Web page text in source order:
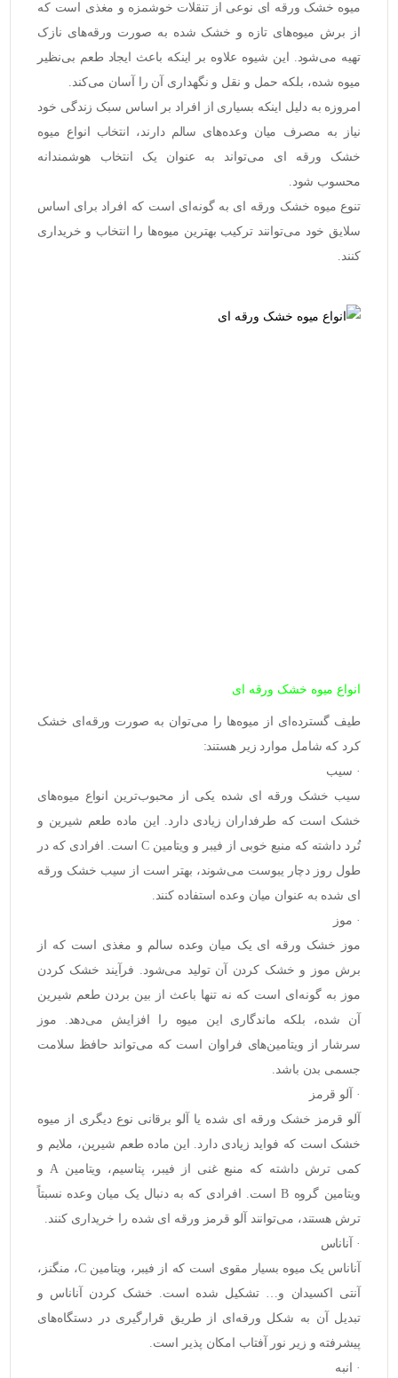
میوه خشک ورقه ای نوعی از تنقلات خوشمزه و مغذی است که
از برش میوه‌های تازه و خشک شده به صورت ورقه‌های نازک
تهیه می‌شود. این شیوه علاوه بر اینکه باعث ایجاد طعم بی‌نظیر
میوه شده، بلکه حمل و نقل و نگهداری آن را آسان می‌کند.
امروزه به دلیل اینکه بسیاری از افراد بر اساس سبک زندگی خود
نیاز به مصرف میان وعده‌های سالم دارند، انتخاب انواع میوه
خشک ورقه ای می‌تواند به عنوان یک انتخاب هوشمندانه
محسوب شود.
تنوع میوه خشک ورقه ای به گونه‌ای است که افراد برای اساس
سلایق خود می‌توانند ترکیب بهترین میوه‌ها را انتخاب و خریداری
کنند.
انواع میوه خشک ورقه ای
طیف گسترده‌ای از میوه‌ها را می‌توان به صورت ورقه‌ای خشک
کرد که شامل موارد زیر هستند:
· سیب
سیب خشک ورقه ای شده یکی از محبوب‌ترین انواع میوه‌های
خشک است که طرفداران زیادی دارد. این ماده طعم شیرین و
تُرد داشته که منبع خوبی از فیبر و ویتامین C است. افرادی که در
طول روز دچار یبوست می‌شوند، بهتر است از سیب خشک ورقه
ای شده به عنوان میان وعده استفاده کنند.
· موز
موز خشک ورقه ای یک میان وعده سالم و مغذی است که از
برش موز و خشک کردن آن تولید می‌شود. فرآیند خشک کردن
موز به گونه‌ای است که نه تنها باعث از بین بردن طعم شیرین
آن شده، بلکه ماندگاری این میوه را افزایش می‌دهد. موز
سرشار از ویتامین‌های فراوان است که می‌تواند حافظ سلامت
جسمی بدن باشد.
· آلو قرمز
آلو قرمز خشک ورقه ای شده یا آلو برقانی نوع دیگری از میوه
خشک است که فواید زیادی دارد. این ماده طعم شیرین، ملایم و
کمی ترش داشته که منبع غنی از
فیبر، پتاسیم، ویتامین A و
ویتامین گروه B
است. افرادی که به دنبال یک میان وعده نسبتاً
ترش هستند، می‌توانند آلو قرمز ورقه ای شده را خریداری کنند.
· آناناس
آناناس یک میوه بسیار مقوی است که از
فیبر، ویتامین C، منگنز،
آنتی اکسیدان و… تشکیل شده است. خشک کردن آناناس و
تبدیل آن به شکل ورقه‌ای از طریق قرارگیری در دستگاه‌های
پیشرفته و زیر نور آفتاب امکان پذیر است.
· انبه